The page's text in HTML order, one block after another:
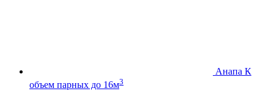
Анапа К
объем парных до 16м3